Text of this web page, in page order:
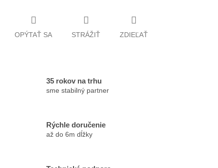
OPÝTAŤ SA STRÁŽIŤ ZDIEĽAŤ
35 rokov na trhu
sme stabilný partner
Rýchle doručenie
až do 6m dĺžky